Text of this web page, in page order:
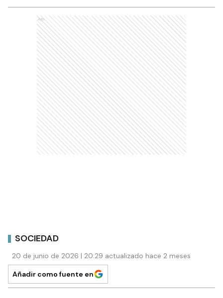
Ads
SOCIEDAD
20 de junio de 2026 | 20:29 actualizado hace 2 meses
Añadir como fuente en